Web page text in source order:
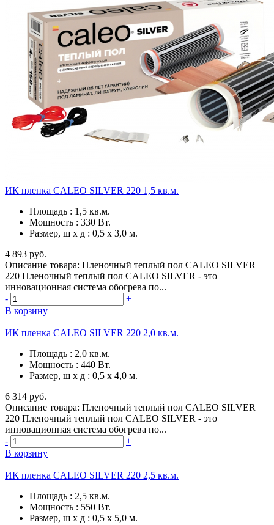
ИК пленка CALEO SILVER 220 1,5 кв.м.
Площадь : 1,5 кв.м.
Мощность : 330 Вт.
Размер, ш х д : 0,5 х 3,0 м.
4 893 руб.
Описание товара: Пленочный теплый пол CALEO SILVER
220 Пленочный теплый пол CALEO SILVER - это
инновационная система обогрева по...
-
+
В корзину
ИК пленка CALEO SILVER 220 2,0 кв.м.
Площадь : 2,0 кв.м.
Мощность : 440 Вт.
Размер, ш х д : 0,5 х 4,0 м.
6 314 руб.
Описание товара: Пленочный теплый пол CALEO SILVER
220 Пленочный теплый пол CALEO SILVER - это
инновационная система обогрева по...
-
+
В корзину
ИК пленка CALEO SILVER 220 2,5 кв.м.
Площадь : 2,5 кв.м.
Мощность : 550 Вт.
Размер, ш х д : 0,5 х 5,0 м.